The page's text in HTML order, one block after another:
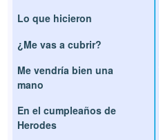
Lo que hicieron
¿Me vas a cubrir?
Me vendría bien una
mano
En el cumpleaños de
Herodes